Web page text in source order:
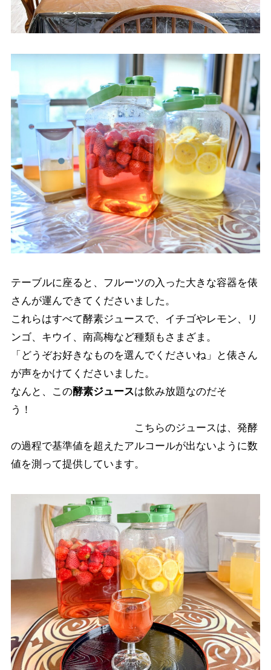
テーブルに座ると、フルーツの入った大きな容器を俵
さんが運んできてくださいました。
これらはすべて酵素ジュースで、イチゴやレモン、リ
ンゴ、キウイ、南高梅など種類もさまざま。
「どうぞお好きなものを選んでくださいね」と俵さん
が声をかけてくださいました。
なんと、この酵素ジュースは飲み放題なのだそ
う！
こちらのジュースは、発酵
の過程で基準値を超えたアルコールが出ないように数
値を測って提供しています。